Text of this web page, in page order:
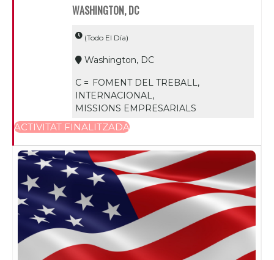
WASHINGTON, DC
(Todo El Día)
Washington, DC
C = FOMENT DEL TREBALL,
INTERNACIONAL,
MISSIONS EMPRESARIALS
ACTIVITAT FINALITZADA